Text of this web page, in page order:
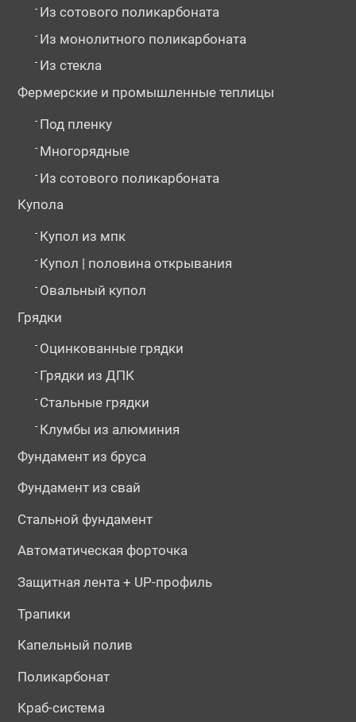
- Из сотового поликарбоната
- Из монолитного поликарбоната
- Из стекла
Фермерские и промышленные теплицы
- Под пленку
- Многорядные
- Из сотового поликарбоната
Купола
- Купол из мпк
- Купол | половина открывания
- Овальный купол
Грядки
- Оцинкованные грядки
- Грядки из ДПК
- Стальные грядки
- Клумбы из алюминия
Фундамент из бруса
Фундамент из свай
Стальной фундамент
Автоматическая форточка
Защитная лента + UP-профиль
Трапики
Капельный полив
Поликарбонат
Краб-система